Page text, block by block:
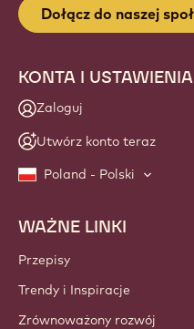
Dołącz do naszej
KONTA I USTAWIENIA
Zaloguj
Utwórz konto teraz
Poland - Polski
Footer
Callebaut
WAŻNE LINKI
Przepisy
Trendy i Inspiracje
Zrównoważony rozwój